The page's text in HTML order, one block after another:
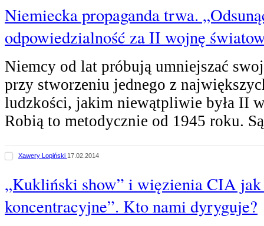
Niemiecka propaganda trwa.
odpowiedzialność za II wojnę
Niemcy od lat próbują umniejszać
przy stworzeniu jednego z
ludzkości, jakim niewątpliwie była II
Robią to metodycznie od 1945 roku.
Xawery Lopiński 17.02.2014
„Kukliński show” i więzienia CIA
koncentracyjne”. Kto nami dyryguje?